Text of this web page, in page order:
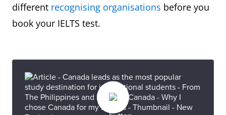
different recognising organisations before you
book your IELTS test.